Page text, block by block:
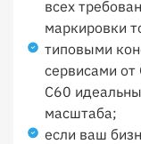
всех
маркировки
типовыми
сервисами от
C60
масштаба;
если ваш